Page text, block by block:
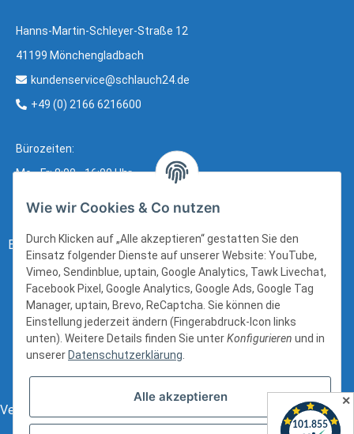
Hanns-Martin-Schleyer-Straße 12
41199 Mönchengladbach
kundenservice@schlauch24.de
+49 (0) 2166 6216600
Bürozeiten:
Mo - Fr: 8:00 - 16:00 Uhr
Bezahlung:
Versand:
Wie wir Cookies & Co nutzen
Durch Klicken auf „Alle akzeptieren“ gestatten Sie den
Einsatz folgender Dienste auf unserer Website: YouTube,
Vimeo, Sendinblue, uptain, Google Analytics, Tawk Livechat,
Facebook Pixel, Google Analytics, Google Ads, Google Tag
Manager, uptain, Brevo, ReCaptcha. Sie können die
Einstellung jederzeit ändern (Fingerabdruck-Icon links
unten). Weitere Details finden Sie unterKonfigurieren und in
unserer Datenschutzerklärung.
Alle akzeptieren ✕